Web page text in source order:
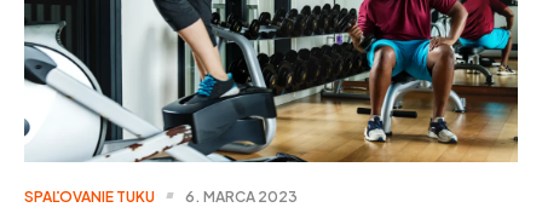
SPAĽOVANIE TUKU 6. MARCA 2023